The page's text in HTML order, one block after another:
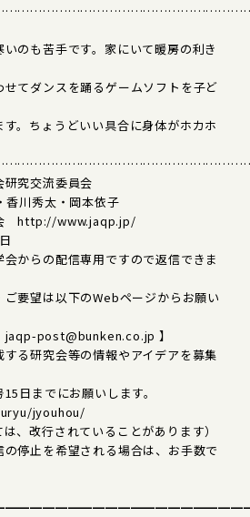
のも苦手です。家にいて暖房の利き
てダンスを踊るゲームソフトを子ど
す。ちょうどいい具合に身体がホカホ
究交流委員会
香川秀太・岡本依子
http://www.jaqp.jp/
からの配信専用ですので返信できま
要望は以下のWebページからお願い
jaqp-post@bunken.co.jp 】
る研究会等の情報やアイデアを募集
日までにお願いします。
jyouhou/
は、改行されていることがあります）
停止を希望される場合は、お手数で